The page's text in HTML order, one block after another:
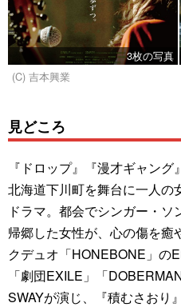
3枚の写真
(C) 吉本興業
見どころ
『ドロップ』『漫才ギャング
北海道下川町を舞台に一人の
ドラマ。都会でシンガー・
帰郷した女性が、心の傷を癒
クデュオ「HONEBONE」の
「劇団EXILE」「
SWAYが演じ、『積むさおり